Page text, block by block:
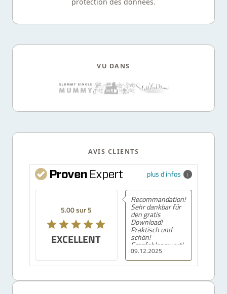
VU DANS
AVIS CLIENTS
plus d'infos
5.00 sur 5
EXCELLENT
09.12.2025
Recommandation!
Sehr dankbar für
den gratis
Download!
Praktisch und
schön!
Empfehlenswert!